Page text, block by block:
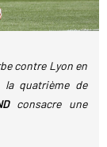
contre Lyon en
quatrième de
consacre une